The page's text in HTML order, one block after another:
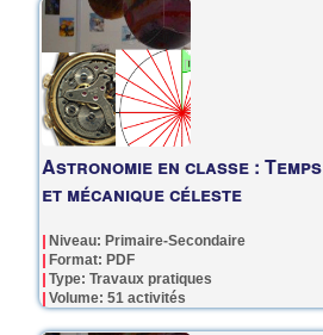
Astronomie en classe : Temps
et mécanique céleste
Niveau: Primaire-Secondaire
Format: PDF
Type: Travaux pratiques
Volume: 51 activités